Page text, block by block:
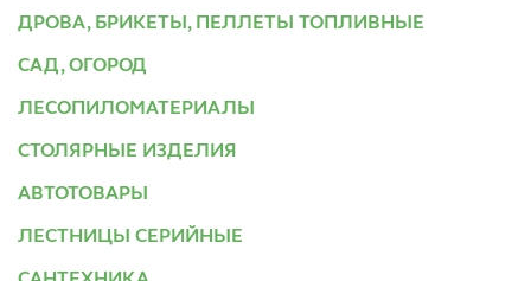
ДРОВА, БРИКЕТЫ, ПЕЛЛЕТЫ ТОПЛИВНЫЕ
САД, ОГОРОД
ЛЕСОПИЛОМАТЕРИАЛЫ
СТОЛЯРНЫЕ ИЗДЕЛИЯ
АВТОТОВАРЫ
ЛЕСТНИЦЫ СЕРИЙНЫЕ